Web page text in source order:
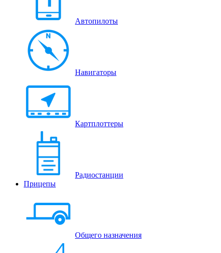
Автопилоты
Навигаторы
Картплоттеры
Радиостанции
Прицепы
Общего назначения